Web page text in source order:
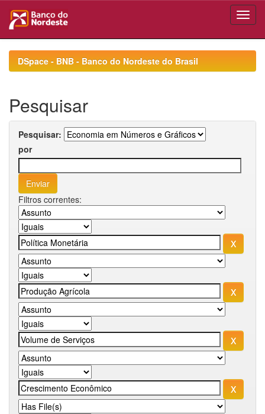
navigationDSpace - BNB - Banco do Nordeste do Brasil
Pesquisar
Pesquisar:
por
Filtros correntes: